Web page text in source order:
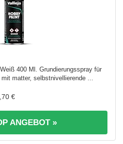
400 Ml. Grundierungsspray für
matter, selbstnivellierende ...
€
ANGEBOT »